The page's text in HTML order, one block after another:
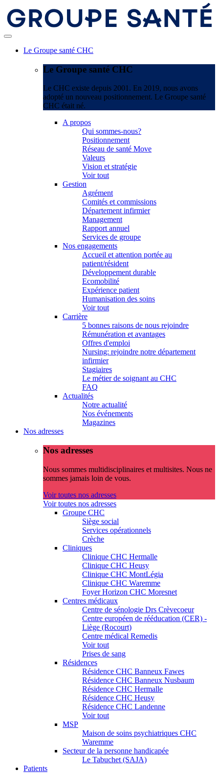
Le Groupe santé CHC
Le Groupe santé CHC
Le CHC existe depuis 2001. En 2019, nous avons
adopté un nouveau positionnement. Le Groupe santé
CHC était né.
A propos
Qui sommes-nous?
Positionnement
Réseau de santé Move
Valeurs
Vision et stratégie
Voir tout
Gestion
Agrément
Comités et commissions
Département infirmier
Management
Rapport annuel
Services de groupe
Nos engagements
Accueil et attention portée au
patient/résident
Développement durable
Ecomobilité
Expérience patient
Humanisation des soins
Voir tout
Carrière
5 bonnes raisons de nous rejoindre
Rémunération et avantages
Offres d'emploi
Nursing: rejoindre notre département
infirmier
Stagiaires
Le métier de soignant au CHC
FAQ
Actualités
Notre actualité
Nos événements
Magazines
Nos adresses
Nos adresses
Nous sommes multidisciplinaires et multisites. Nous ne
sommes jamais loin de vous.
Voir toutes nos adresses
Voir toutes nos adresses
Groupe CHC
Siège social
Services opérationnels
Crèche
Cliniques
Clinique CHC Hermalle
Clinique CHC Heusy
Clinique CHC MontLégia
Clinique CHC Waremme
Foyer Horizon CHC Moresnet
Centres médicaux
Centre de sénologie Drs Crèvecoeur
Centre européen de rééducation (CER) -
Liège (Rocourt)
Centre médical Remedis
Voir tout
Prises de sang
Résidences
Résidence CHC Banneux Fawes
Résidence CHC Banneux Nusbaum
Résidence CHC Hermalle
Résidence CHC Heusy
Résidence CHC Landenne
Voir tout
MSP
Maison de soins psychiatriques CHC
Waremme
Secteur de la personne handicapée
Le Tabuchet (SAJA)
Patients